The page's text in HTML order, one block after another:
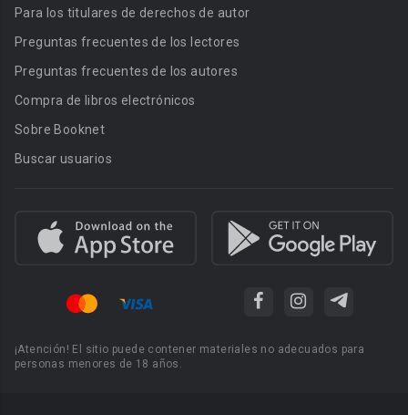
Para los titulares de derechos de autor
Preguntas frecuentes de los lectores
Preguntas frecuentes de los autores
Compra de libros electrónicos
Sobre Booknet
Buscar usuarios
¡Atención! El sitio puede contener materiales no adecuados para
personas menores de 18 años.